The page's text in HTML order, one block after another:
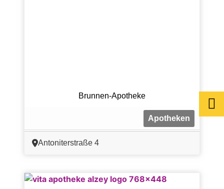
Brunnen-Apotheke
Apotheken
Antoniterstraße 4